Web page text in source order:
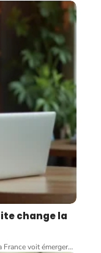
change la
voit émerger…